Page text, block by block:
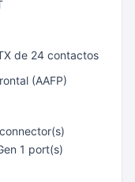
de 24 contactos
(AAFP)
1 port(s)